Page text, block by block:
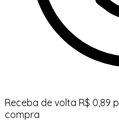
Receba de volta R$ 0,89
compra